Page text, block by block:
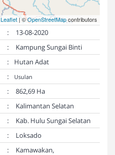
Leaflet | ©OpenStreetMapcontributors
:
13-08-2020
:
Kampung Sungai Binti
:
Hutan Adat
: Usulan
:
862,69 Ha
:
Kalimantan Selatan
:
Kab. Hulu Sungai Selatan
:
Loksado
: Kamawakan,